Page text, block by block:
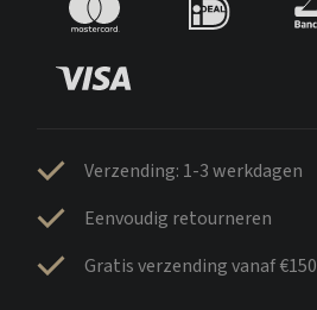
Verzending: 1-3 werkdagen
Eenvoudig retourneren
Gratis verzending vanaf €150